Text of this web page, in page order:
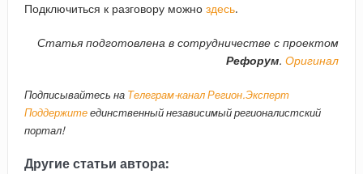
Подключиться к разговору можно здесь.
Статья подготовлена в сотрудничестве с проектом
Рефорум.Оригинал
Подписывайтесь на Телеграм-канал Регион.Эксперт
Поддержитеединственный независимый регионалистский
портал!
Другие статьи автора: